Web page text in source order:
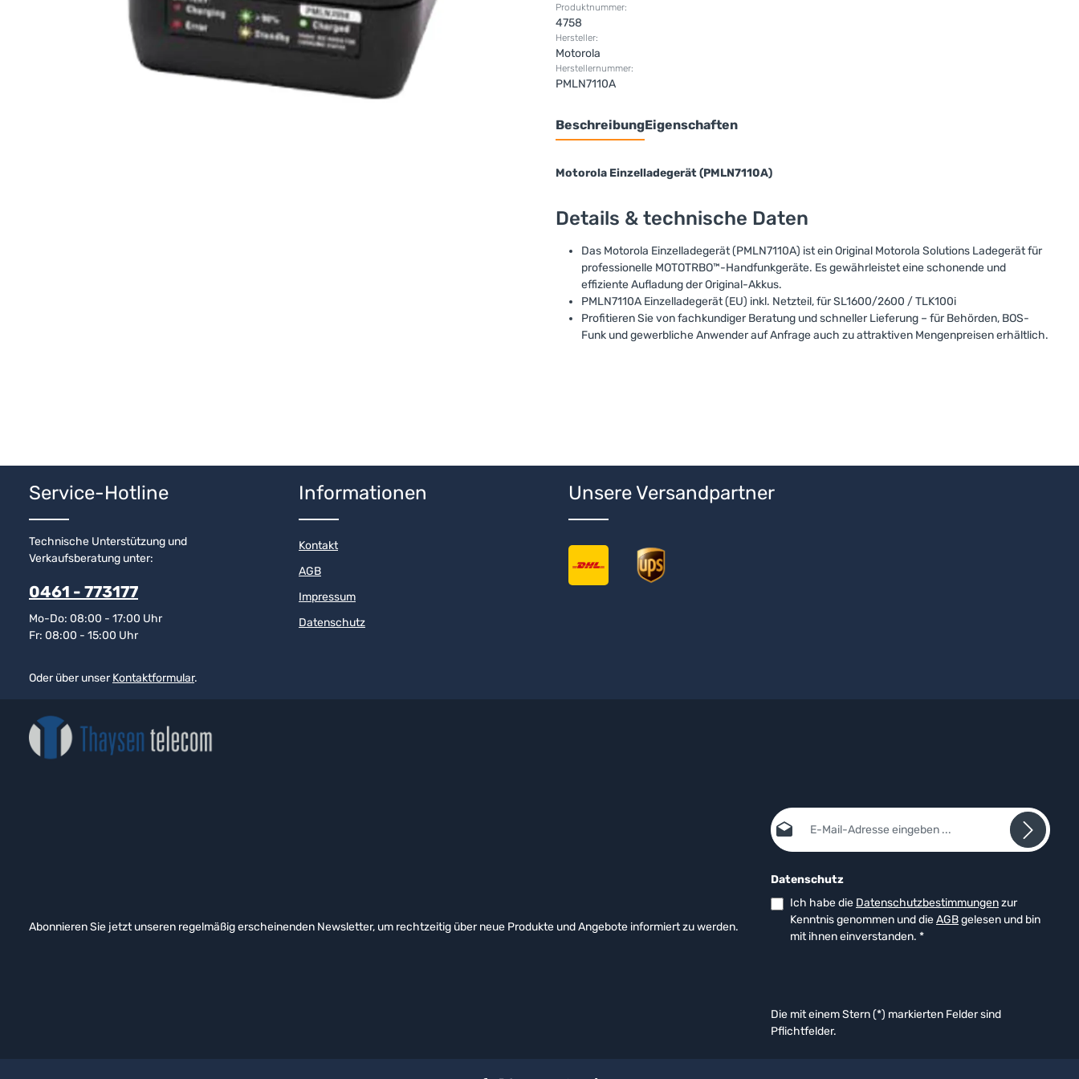
Produktnummer:
4758
Hersteller:
Motorola
Herstellernummer:
PMLN7110A
BeschreibungEigenschaften
Motorola Einzelladegerät (PMLN7110A)
Details & technische Daten
Das Motorola Einzelladegerät (PMLN7110A) ist ein Original Motorola Solutions Ladegerät für
professionelle MOTOTRBO™-Handfunkgeräte. Es gewährleistet eine schonende und
effiziente Aufladung der Original-Akkus.
PMLN7110A Einzelladegerät (EU) inkl. Netzteil, für SL1600/2600 / TLK100i
Profitieren Sie von fachkundiger Beratung und schneller Lieferung – für Behörden, BOS-
Funk und gewerbliche Anwender auf Anfrage auch zu attraktiven Mengenpreisen erhältlich.
Service-Hotline
Technische Unterstützung und
Verkaufsberatung unter:
0461 - 773177
Mo-Do: 08:00 - 17:00 Uhr
Fr: 08:00 - 15:00 Uhr
Oder über unserKontaktformular.
Informationen
Kontakt
AGB
Impressum
Datenschutz
Unsere Versandpartner
Abonnieren Sie jetzt unseren regelmäßig erscheinenden Newsletter, um rechtzeitig über neue Produkte und Angebote informiert zu werden.
E-Mail-Adresse*
Datenschutz
Ich habe die Datenschutzbestimmungenzur
Kenntnis genommen und dieAGBgelesen und bin
mit ihnen einverstanden. *
Die mit einem Stern (*) markierten Felder sind
Pflichtfelder.